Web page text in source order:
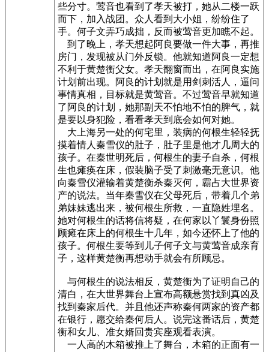
些分寸。莺音也看到了孝天被打，她从二楼一跃
而下，加入战团。众人看到大小姐，纷纷住了
手。何子文弄巧成拙，反而被莺音更加瞧不起。
到了晚上，孝天想起阿良要做一件大事，再推
房门，发现被从门外反锁。他就知道阿良一定想
不利于黄楚衡父女。孝天翻窗而出，在阿良实施
计划前出现。阿良的计划就是用剑刺活人，逼问
事情真相，目标就是黄莺音。不过莺音早就知道
了阿良的计划，她那副天不怕地不怕的脾气，就
是要以身犯险，看看孝天到底会如何对她。
大上海另一处的何宅里，装病的何根生轻轻抚
摸着情人秦雪仪的肚子，肚子里是他才几周大的
孩子。在秦世明死后，何根生的妻子自杀，何根
生也瘫痪在床，假装脑子受了刺激毫无意识。他
向秦雪仪灌输着黄楚衡杀秦灭何，霸占大世界资
产的说法。当年秦雪仪在父母死后，带着几个弟
弟妹妹逃出来，被何根生所救，一直隐姓埋名。
她对何根生的话将信将疑，在何家以丫鬟身份照
顾瘫在床上的何根生十几年，如今还怀上了他的
孩子。何根生要等到儿子何子文与黄莺音成亲育
子，这样黄楚衡再想动手就会有所顾忌。
与何根生的说法相反，黄楚衡为了证明自己的
清白，在大世界舞台上宣布高额悬赏找到真凶及
找到秦家后代。并且他还声称秦何两家的资产都
在银行，愿交给秦何后人。说完这番话后，黄楚
衡和女儿、准女婿回贵宾座观看表演。
一人高的木箱被推上了舞台，木箱的正面有一